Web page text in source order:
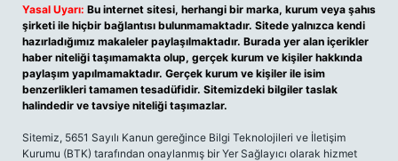
Yasal Uyarı: Bu internet sitesi, herhangi bir marka, kurum veya şahıs
şirketi ile hiçbir bağlantısı bulunmamaktadır. Sitede yalnızca kendi
hazırladığımız makaleler paylaşılmaktadır. Burada yer alan içerikler
haber niteliği taşımamakta olup, gerçek kurum ve kişiler hakkında
paylaşım yapılmamaktadır. Gerçek kurum ve kişiler ile isim
benzerlikleri tamamen tesadüfidir. Sitemizdeki bilgiler taslak
halindedir ve tavsiye niteliği taşımazlar.
Sitemiz, 5651 Sayılı Kanun gereğince Bilgi Teknolojileri ve İletişim
Kurumu (BTK) tarafından onaylanmış bir Yer Sağlayıcı olarak hizmet